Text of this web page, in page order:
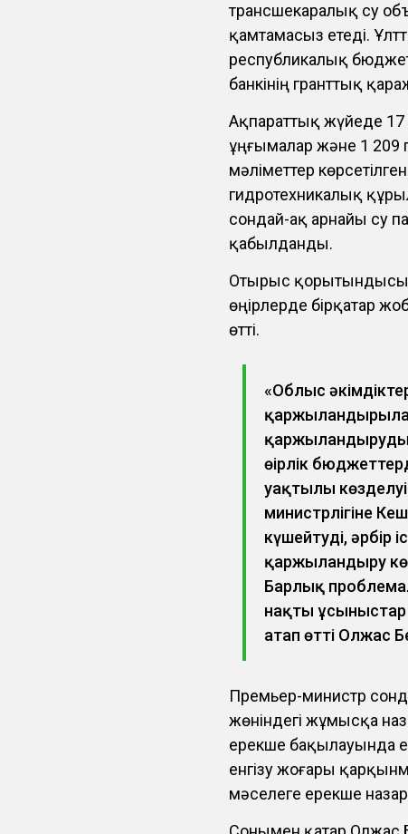
трансшекаралық су
қамтамасыз етеді.
республикалық
банкінің гранттық
Ақпараттық жүйеде 17
ұңғымалар және 1 209
мәліметтер
гидротехникалық
сондай-ақ арнайы су
қабылданды.
Отырыс қорытындысы
өңірлерде бірқатар
өтті.
«Облыс
қаржыландыруды
өңірлік
уақтылы
министрлігіне
күшейтуді, әрбір
қаржыландыру
Барлық
нақты ұсыныстар
атап өтті Олжас
Премьер-министр
жөніндегі жұмысқа
ерекше бақылауында
енгізу жоғары
мәселеге ерекше